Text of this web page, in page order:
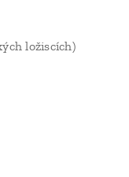
ložiscích)